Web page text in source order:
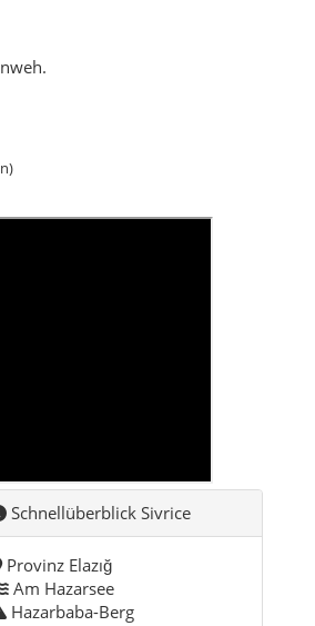
Baden & Bootstouren
Wintersport am Hazarbaba
Top-Fotospots
Praktische Hinweise